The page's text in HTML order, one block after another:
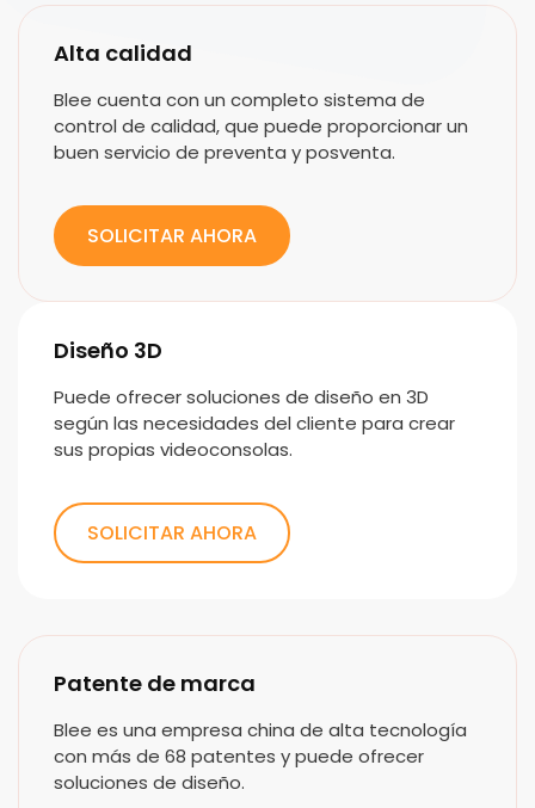
Alta calidad
Blee cuenta con un completo sistema de
control de calidad, que puede proporcionar un
buen servicio de preventa y posventa.
SOLICITAR AHORA
Diseño 3D
Puede ofrecer soluciones de diseño en 3D
según las necesidades del cliente para crear
sus propias videoconsolas.
SOLICITAR AHORA
Patente de marca
Blee es una empresa china de alta tecnología
con más de 68 patentes y puede ofrecer
soluciones de diseño.